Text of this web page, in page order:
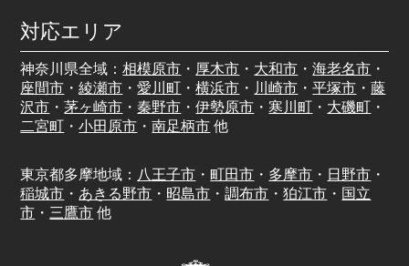
対応エリア
神奈川県全域：相模原市 ・ 厚木市 ・ 大和市 ・海老名市 ・
座間市 ・綾瀬市 ・愛川町 ・横浜市 ・ 川崎市 ・平塚市 ・藤
沢市 ・茅ヶ崎市 ・ 秦野市 ・伊勢原市 ・ 寒川町 ・ 大磯町 ・
二宮町 ・小田原市 ・南足柄市 他
東京都多摩地域： 八王子市 ・町田市 ・ 多摩市 ・ 日野市 ・
稲城市 ・ あきる野市 ・ 昭島市 ・調布市 ・狛江市 ・ 国立
市 ・ 三鷹市 他